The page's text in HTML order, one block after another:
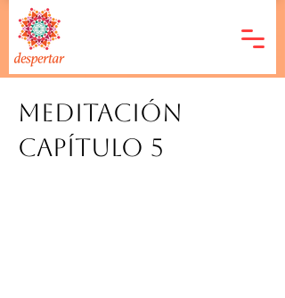
Meditación
Capítulo 5